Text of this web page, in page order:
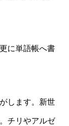
に単語帳へ書
します。新世
チリやアルゼ